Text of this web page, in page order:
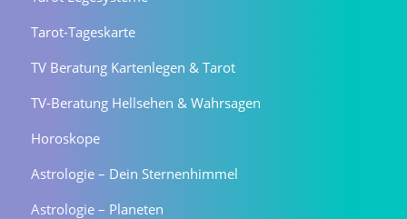
Tarot-Tageskarte
TV Beratung Kartenlegen & Tarot
TV-Beratung Hellsehen & Wahrsagen
Horoskope
Astrologie – Dein Sternenhimmel
Astrologie – Planeten